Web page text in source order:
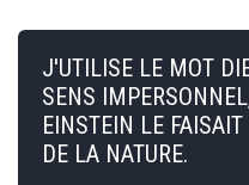
J'UTILISE LE MOT
SENS
EINSTEIN LE
DE LA NATURE.